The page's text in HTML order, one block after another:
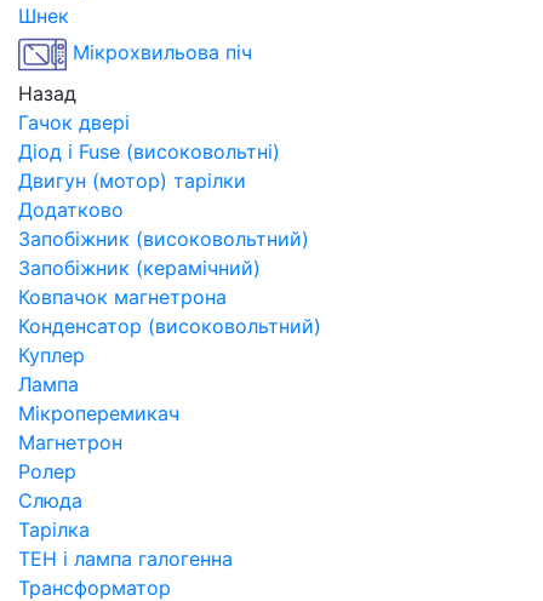
Шнек
Мікрохвильова піч
Назад
Гачок двері
Діод і Fuse (високовольтні)
Двигун (мотор) тарілки
Додатково
Запобіжник (високовольтний)
Запобіжник (керамічний)
Ковпачок магнетрона
Конденсатор (високовольтний)
Куплер
Лампа
Мікроперемикач
Магнетрон
Ролер
Слюда
Тарілка
ТЕН і лампа галогенна
Трансформатор